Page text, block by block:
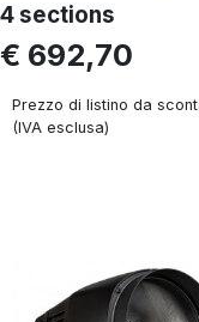
4 sections
€ 692,70
Prezzo di listino da
(IVA esclusa)